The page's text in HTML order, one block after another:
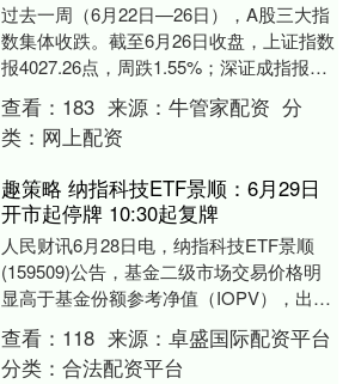
过去一周（6月22日—26日），A股三大指
数集体收跌。截至6月26日收盘，上证指数
报4027.26点，周跌1.55%；深证成指报
15782.22点，周跌1.55....
查看： 183 来源： 牛管家配资 分
类： 网上配资
趣策略 纳指科技ETF景顺：6月29日
开市起停牌 10:30起复牌
人民财讯6月28日电，纳指科技ETF景顺
(159509)公告，基金二级市场交易价格明
显高于基金份额参考净值（IOPV），出现
较大幅度溢价。基金将于2026年6月....
查看： 118 来源： 卓盛国际配资平台
分类： 合法配资平台